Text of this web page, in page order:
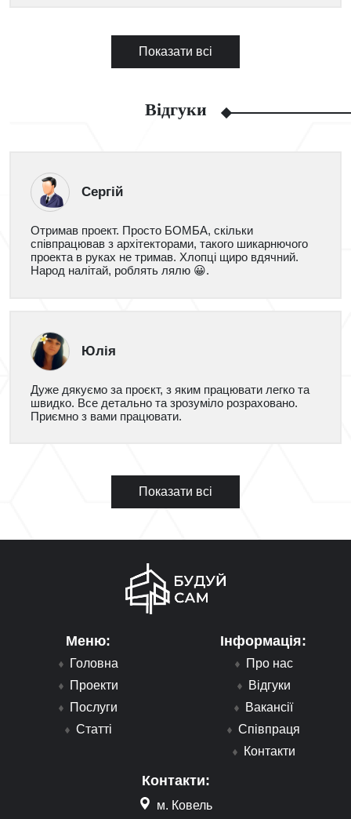
Показати всі
Відгуки
Сергій
Отримав проект. Просто БОМБА, скільки
співпрацював з архітекторами, такого шикарнючого
проекта в руках не тримав. Хлопці щиро вдячний.
Народ налітай, роблять лялю 😀.
Юлія
Дуже дякуємо за проєкт, з яким працювати легко та
швидко. Все детально та зрозуміло розраховано.
Приємно з вами працювати.
Показати всі
Меню:
Головна
Проекти
Послуги
Статті
Інформація:
Про нас
Відгуки
Вакансії
Співпраця
Контакти
Контакти:
м. Ковель